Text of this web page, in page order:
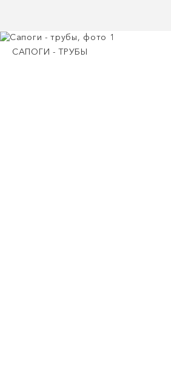
САПОГИ - ТРУБЫ